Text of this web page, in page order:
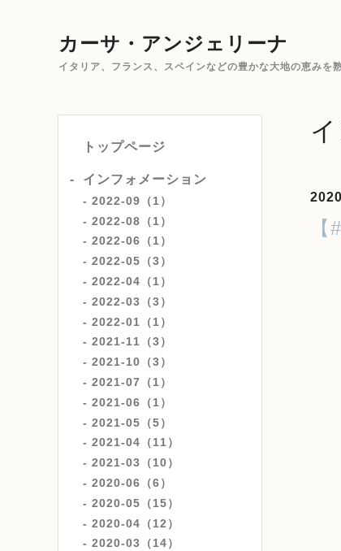
カーサ・アンジェリーナ
イタリア、フランス、スペインなどの豊かな大地の恵み
トップページ
インフォメーション
2022-09（1）
2022-08（1）
2022-06（1）
2022-05（3）
2022-04（1）
2022-03（3）
2022-01（1）
2021-11（3）
2021-10（3）
2021-07（1）
2021-06（1）
2021-05（5）
2021-04（11）
2021-03（10）
2020-06（6）
2020-05（15）
2020-04（12）
2020-03（14）